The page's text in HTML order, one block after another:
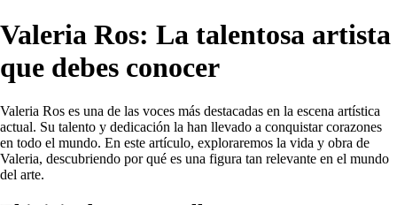
Valeria Ros: La talentosa artista
que debes conocer
Valeria Ros es una de las voces más destacadas en la escena artística
actual. Su talento y dedicación la han llevado a conquistar corazones
en todo el mundo. En este artículo, exploraremos la vida y obra de
Valeria, descubriendo por qué es una figura tan relevante en el mundo
del arte.